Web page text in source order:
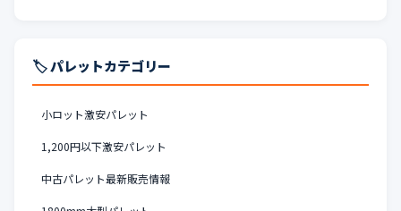
🏷️ パレットカテゴリー
小ロット激安パレット
1,200円以下激安パレット
中古パレット最新販売情報